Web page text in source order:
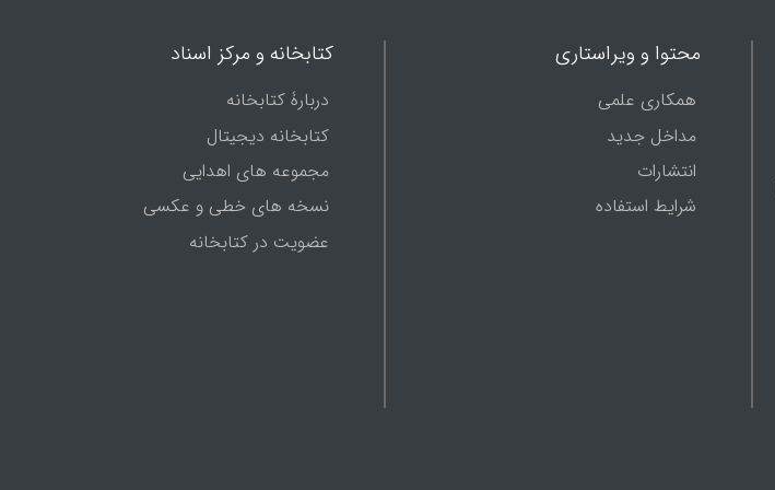
محتوا و ویراستاری
همکاری علمی
مداخل جدید
انتشارات
شرایط استفاده
کتابخانه و مرکز اسناد
دربارۀ کتابخانه
کتابخانه دیجیتال
مجموعه های اهدایی
نسخه های خطی و عکسی
عضویت در کتابخانه